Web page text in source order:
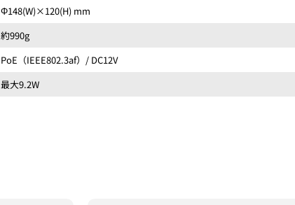
Φ148(W)×120(H) mm
約990g
PoE（IEEE802.3af）/ DC12V
最大9.2W